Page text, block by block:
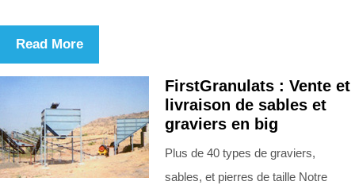
Read More
FirstGranulats : Vente et
livraison de sables et
graviers en big
Plus de 40 types de graviers,
sables, et pierres de taille Notre